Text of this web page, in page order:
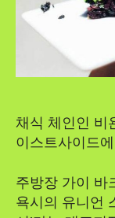
채식 체인인 비
이스트사이드
주방장 가이 바
욕시의 유니언